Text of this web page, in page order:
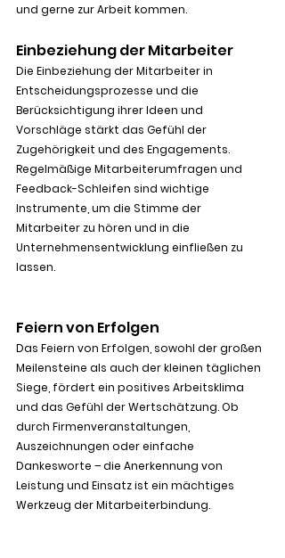
und gerne zur Arbeit kommen.
Einbeziehung der Mitarbeiter
Die Einbeziehung der Mitarbeiter in
Entscheidungsprozesse und die
Berücksichtigung ihrer Ideen und
Vorschläge stärkt das Gefühl der
Zugehörigkeit und des Engagements.
Regelmäßige Mitarbeiterumfragen und
Feedback-Schleifen sind wichtige
Instrumente, um die Stimme der
Mitarbeiter zu hören und in die
Unternehmensentwicklung einfließen zu
lassen.
Feiern von Erfolgen
Das Feiern von Erfolgen, sowohl der großen
Meilensteine als auch der kleinen täglichen
Siege, fördert ein positives Arbeitsklima
und das Gefühl der Wertschätzung. Ob
durch Firmenveranstaltungen,
Auszeichnungen oder einfache
Dankesworte – die Anerkennung von
Leistung und Einsatz ist ein mächtiges
Werkzeug der Mitarbeiterbindung.